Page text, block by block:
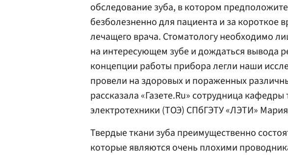
обследование зуба, в котором
безболезненно для пациента и за короткое
лечащего врача. Стоматологу необходимо
на интересующем зубе и дождаться вывода
концепции работы прибора легли наши
провели на здоровых и пораженных
рассказала «Газете.Ru» сотрудница
электротехники (ТОЭ) СПбГЭТУ «ЛЭТИ»
Твердые ткани зуба преимущественно
которые являются очень плохими